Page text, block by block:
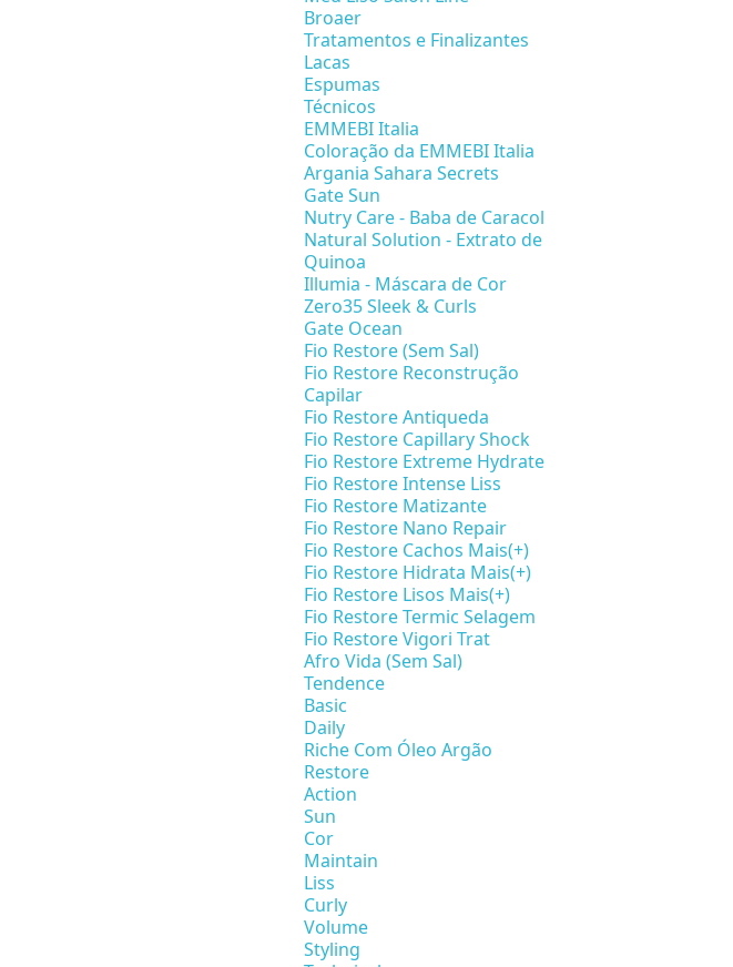
Broaer
Tratamentos e Finalizantes
Lacas
Espumas
Técnicos
EMMEBI Italia
Coloração da EMMEBI Italia
Argania Sahara Secrets
Gate Sun
Nutry Care - Baba de Caracol
Natural Solution - Extrato de
Quinoa
Illumia - Máscara de Cor
Zero35 Sleek & Curls
Gate Ocean
Fio Restore (Sem Sal)
Fio Restore Reconstrução
Capilar
Fio Restore Antiqueda
Fio Restore Capillary Shock
Fio Restore Extreme Hydrate
Fio Restore Intense Liss
Fio Restore Matizante
Fio Restore Nano Repair
Fio Restore Cachos Mais(+)
Fio Restore Hidrata Mais(+)
Fio Restore Lisos Mais(+)
Fio Restore Termic Selagem
Fio Restore Vigori Trat
Afro Vida (Sem Sal)
Tendence
Basic
Daily
Riche Com Óleo Argão
Restore
Action
Sun
Cor
Maintain
Liss
Curly
Volume
Styling